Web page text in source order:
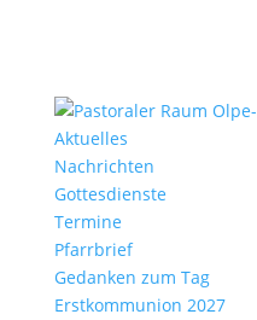
Aktu­elles
Nach­richten
Gottes­dienste
Termine
Pfarr­brief
Gedanken zum Tag
Erst­kom­mu­nion 2027